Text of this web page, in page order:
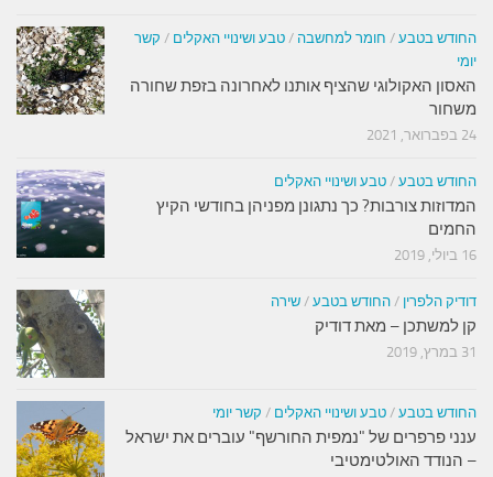
החודש בטבע / חומר למחשבה / טבע ושינויי האקלים / קשר
יומי
האסון האקולוגי שהציף אותנו לאחרונה בזפת שחורה
משחור
24 בפברואר, 2021
החודש בטבע / טבע ושינויי האקלים
המדוזות צורבות? כך נתגונן מפניהן בחודשי הקיץ
החמים
16 ביולי, 2019
דודיק הלפרין / החודש בטבע / שירה
קן למשתכן – מאת דודיק
31 במרץ, 2019
החודש בטבע / טבע ושינויי האקלים / קשר יומי
ענני פרפרים של "נמפית החורשף" עוברים את ישראל
– הנודד האולטימטיבי